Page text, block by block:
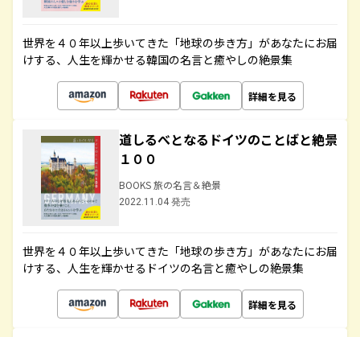
世界を４０年以上歩いてきた「地球の歩き方」があなたにお届
けする、人生を輝かせる韓国の名言と癒やしの絶景集
詳細を見る
道しるべとなるドイツのことばと絶景
１００
BOOKS 旅の名言＆絶景
2022.11.04 発売
世界を４０年以上歩いてきた「地球の歩き方」があなたにお届
けする、人生を輝かせるドイツの名言と癒やしの絶景集
詳細を見る